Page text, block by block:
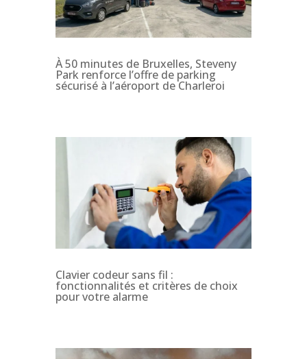
À 50 minutes de Bruxelles, Steveny
Park renforce l’offre de parking
sécurisé à l’aéroport de Charleroi
Clavier codeur sans fil :
fonctionnalités et critères de choix
pour votre alarme